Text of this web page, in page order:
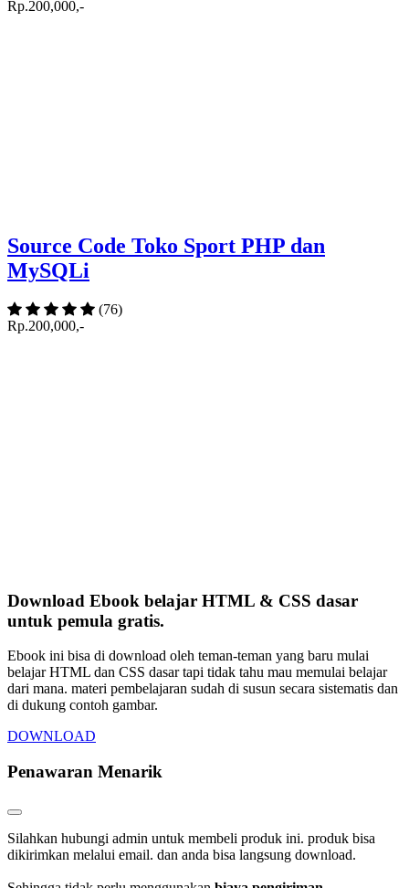
Rp.200,000,-
Source Code Toko Sport PHP dan
MySQLi
(76)
Rp.200,000,-
Download Ebook belajar HTML & CSS dasar
untuk pemula gratis.
Ebook ini bisa di download oleh teman-teman yang baru mulai
belajar HTML dan CSS dasar tapi tidak tahu mau memulai belajar
dari mana. materi pembelajaran sudah di susun secara sistematis dan
di dukung contoh gambar.
DOWNLOAD
Penawaran Menarik
Silahkan hubungi admin untuk membeli produk ini. produk bisa
dikirimkan melalui email. dan anda bisa langsung download.